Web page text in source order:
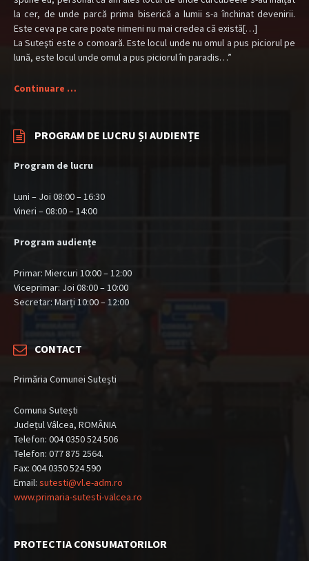
la cer, de unde parcă prima biserică a lumii s-a închinat devenirii.
Este ceva pe care poate nimeni nu mai credea că există[…]
La Suteşti este o comoară. Este locul unde nu omul a pus piciorul pe
lună, este locul unde omul a pus piciorul în paradis…”
Continuare …
PROGRAM DE LUCRU ȘI AUDIENȚE
Program de lucru
Luni – Joi 08:00 – 16:30
Vineri – 08:00 – 14:00
Program audiențe
Primar: Miercuri 10:00 – 12:00
Viceprimar: Joi 08:00 – 10:00
Secretar: Marți 10:00 – 12:00
CONTACT
Primăria Comunei Sutești
Comuna Sutești
Județul Vâlcea, ROMÂNIA
Telefon: 004 0350 524 506
Telefon: 077 875 2564.
Fax: 004 0350 524 590
Email: sutesti@vl.e-adm.ro
www.primaria-sutesti-valcea.ro
PROTECTIA CONSUMATORILOR